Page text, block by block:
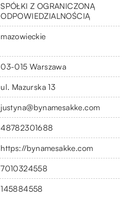
SPÓŁKI Z OGRANICZONĄ
ODPOWIEDZIALNOŚCIĄ
mazowieckie
03-015 Warszawa
ul. Mazurska 13
justyna@bynamesakke.com
48782301688
https://bynamesakke.com
7010324558
145884558